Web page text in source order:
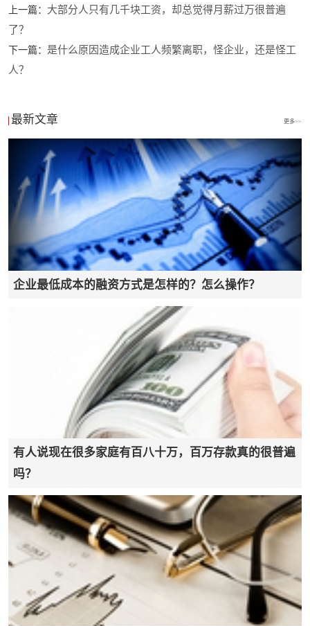
款，导致女孩子自杀的也不在少数。所以花钱需谨
慎，特别是别人的钱。
上一篇： 大部分人只有几千块工资，却总觉得月薪过万很普遍
了？
下一篇： 是什么原因造成企业工人频繁离职，怪企业，还是怪工
人？
最新文章 更多>>
企业最低成本的融资方式是怎样的？怎么操作？
有人说现在很多家庭有百八十万，百万存款真的很普遍
吗？